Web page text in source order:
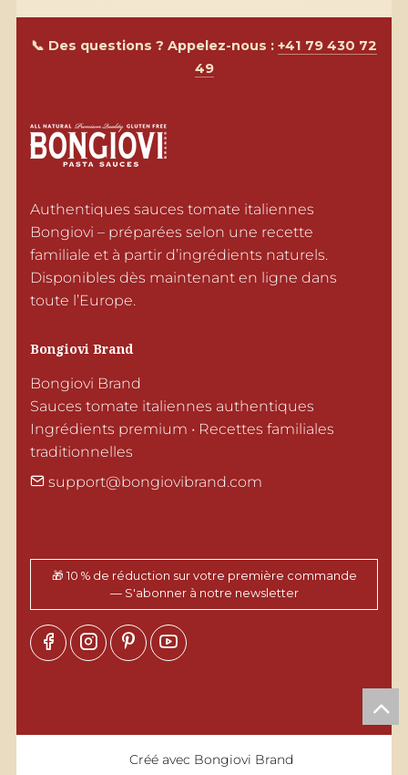
📞 Des questions ? Appelez-nous : +41 79 430 72
49
Authentiques sauces tomate italiennes
Bongiovi – préparées selon une recette
familiale et à partir d’ingrédients naturels.
Disponibles dès maintenant en ligne dans
toute l’Europe.
Bongiovi Brand
Bongiovi Brand
Sauces tomate italiennes authentiques
Ingrédients premium • Recettes familiales
traditionnelles
support@bongiovibrand.com
🎁 10 % de réduction sur votre première commande
— S'abonner à notre newsletter
Créé avec